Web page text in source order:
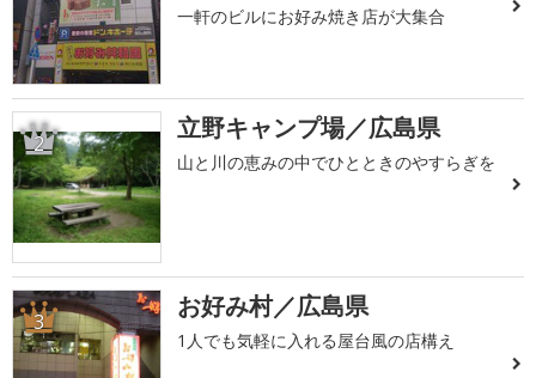
一軒のビルにお好み焼き店が大集合
2 立野キャンプ場／広島県
山と川の恵みの中でひとときのやすらぎを
3 お好み村／広島県
1人でも気軽に入れる屋台風の店構え